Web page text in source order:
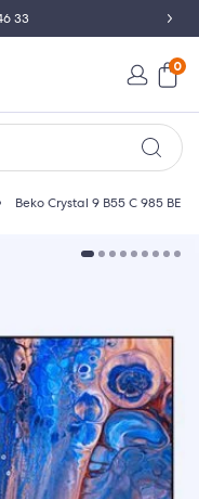
33
0
Beko Crystal 9 B55 C 985 BE /